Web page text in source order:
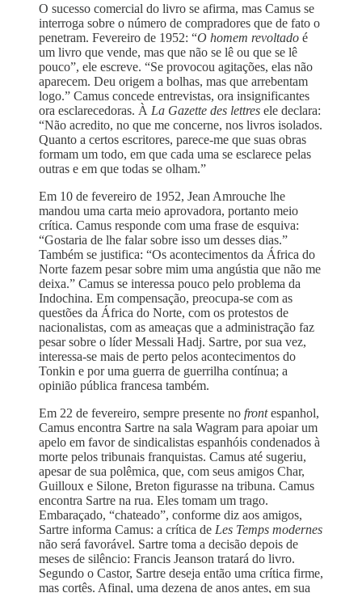
O sucesso comercial do livro se afirma, mas Camus se
interroga sobre o número de compradores que de fato o
penetram. Fevereiro de 1952: “O homem revoltado é
um livro que vende, mas que não se lê ou que se lê
pouco”, ele escreve. “Se provocou agitações, elas não
aparecem. Deu origem a bolhas, mas que arrebentam
logo.” Camus concede entrevistas, ora insignificantes
ora esclarecedoras. À La Gazette des lettres ele declara:
“Não acredito, no que me concerne, nos livros isolados.
Quanto a certos escritores, parece-me que suas obras
formam um todo, em que cada uma se esclarece pelas
outras e em que todas se olham.”
Em 10 de fevereiro de 1952, Jean Amrouche lhe
mandou uma carta meio aprovadora, portanto meio
crítica. Camus responde com uma frase de esquiva:
“Gostaria de lhe falar sobre isso um desses dias.”
Também se justifica: “Os acontecimentos da África do
Norte fazem pesar sobre mim uma angústia que não me
deixa.” Camus se interessa pouco pelo problema da
Indochina. Em compensação, preocupa-se com as
questões da África do Norte, com os protestos de
nacionalistas, com as ameaças que a administração faz
pesar sobre o líder Messali Hadj. Sartre, por sua vez,
interessa-se mais de perto pelos acontecimentos do
Tonkin e por uma guerra de guerrilha contínua; a
opinião pública francesa também.
Em 22 de fevereiro, sempre presente no frontespanhol,
Camus encontra Sartre na sala Wagram para apoiar um
apelo em favor de sindicalistas ​​espanhóis condenados à
morte pelos tribunais franquistas. Camus até sugeriu,
apesar de sua polêmica, que, com seus amigos Char,
Guilloux e Silone, Breton figurasse na tribuna. Camus
encontra Sartre na rua. Eles tomam um trago.
Embaraçado, “chateado”, conforme diz aos amigos,
Sartre informa Camus: a crítica de Les Temps modernes
não será favorável. Sartre toma a decisão depois de
meses de silêncio: Francis Jeanson tratará do livro.
Segundo o Castor, Sartre deseja então uma crítica firme,
mas cortês. Afinal, uma dezena de anos antes, em sua